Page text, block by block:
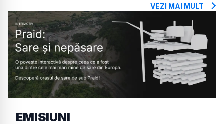
VEZI MAI MULT
EMISIUNI